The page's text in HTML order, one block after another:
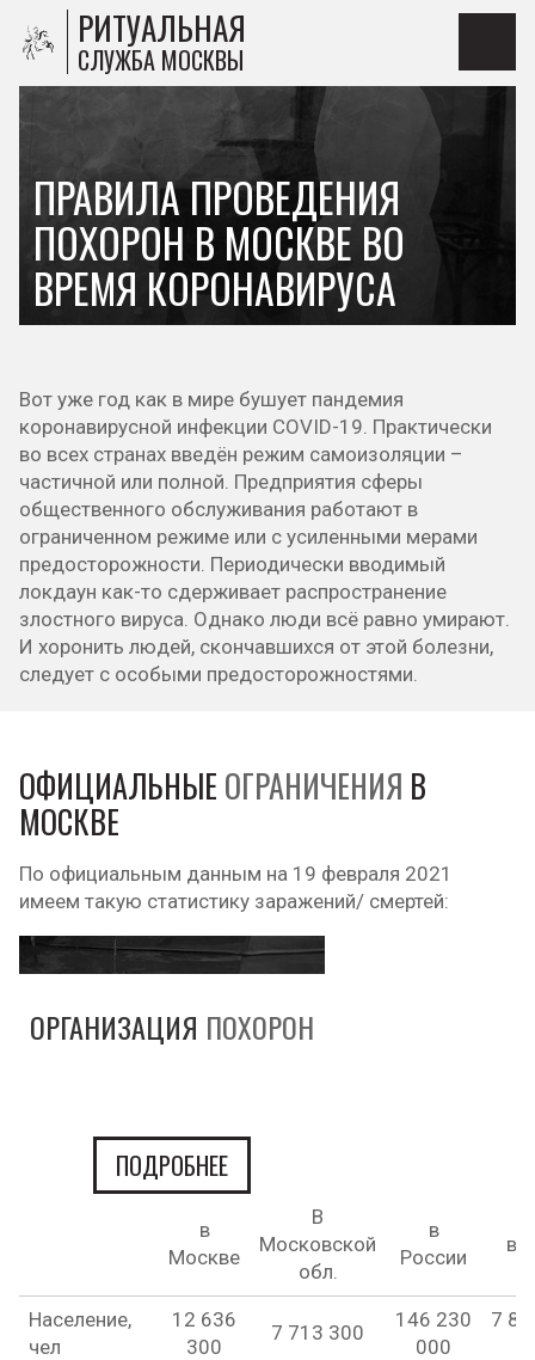
РИТУАЛЬНАЯ
СЛУЖБА МОСКВЫ
ПРАВИЛА ПРОВЕДЕНИЯ
ПОХОРОН В МОСКВЕ ВО
ВРЕМЯ КОРОНАВИРУСА
Вот уже год как в мире бушует пандемия
коронавирусной инфекции COVID-19. Практически
во всех странах введён режим самоизоляции –
частичной или полной. Предприятия сферы
общественного обслуживания работают в
ограниченном режиме или с усиленными мерами
предосторожности. Периодически вводимый
локдаун как-то сдерживает распространение
злостного вируса. Однако люди всё равно умирают.
И хоронить людей, скончавшихся от этой болезни,
следует с особыми предосторожностями.
ОФИЦИАЛЬНЫЕ ОГРАНИЧЕНИЯ В
МОСКВЕ
По официальным данным на 19 февраля 2021
имеем такую статистику заражений/ смертей:
ОРГАНИЗАЦИЯ ПОХОРОН
ПОДРОБНЕЕ
в
Москве
В
Московской
обл.
в
России
в
Население,
чел
12 636
300
7 713 300
146 230
000
7